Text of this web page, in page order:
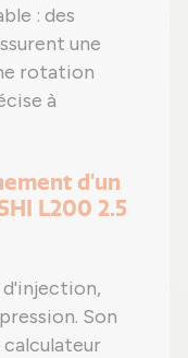
: des
une
rotation
à
d'un
L200 2.5
Son